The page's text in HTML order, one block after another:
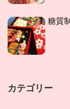
糖質
カテゴリー